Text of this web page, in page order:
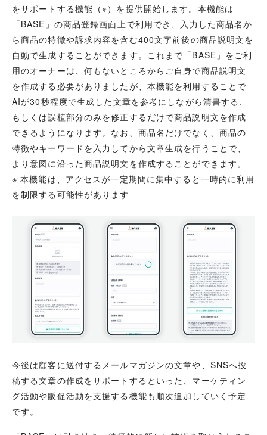
をサポートする機能（※）を提供開始します。本機能は
「BASE」の商品登録画面上で利用でき、入力した商品名か
ら商品の特徴や訴求内容を含む400文字前後の商品説明文を
自動で生成することができます。これまで「BASE」をご利
用のオーナーは、何もないところからご自身で商品説明文
を作成する必要がありましたが、本機能を利用することで
AIが30秒程度で生成した文章を参考にしながら清書する、
もしくは誤植部分のみを修正するだけで商品説明文を作成
できるようになります。なお、商品名だけでなく、商品の
特徴やキーワードを入力してから文章生成を行うことで、
より意図に沿った商品説明文を作成することができます。
※ 本機能は、アクセスが一定期間に集中すると一時的に利用
を制限する可能性があります
今後は顧客に送付するメールマガジンの文章や、SNSへ投
稿する文章の作成をサポートするといった、マーケティン
グ活動や販促活動を支援する機能も順次追加していく予定
です。